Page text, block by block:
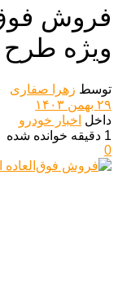
فروش
ویژه طرح
توسط زهرا صفاری
۲۹ بهمن ۱۴۰۳
داخل اخبار خودرو
1 دقیقه خوانده شده
0